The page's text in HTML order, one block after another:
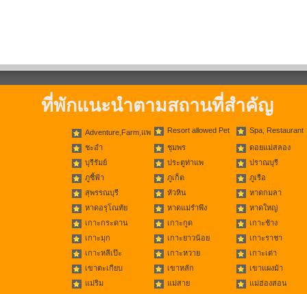
ที่พักแนะนำตามสถานที่สำคัญ
Adventure,Farm,แพ Resort allowed Pet Spa, Restaurant
ชะอำ ชุมพร
ดอยแม่สลอง
บุรีรัมย์
ประตูท่าแพ
ปราณบุรี
ภูชี้ฟ้า
ภูเก็ต
ภูเรือ
สุพรรณบุรี
หัวหิน
หาดกมลา
หาดอรุโณทัย
หาดแม่รำพึง
หาดใหญ่
เกาะกระดาน
เกาะกูด
เกาะช้าง
เกาะมุก
เกาะยาวน้อย
เกาะราชา
เกาะหลีเป๊ะ
เกาะหวาย
เกาะเต่า
เขาตะเกียบ
เขาหลัก
เขาแผงม้า
แม่ริม
แม่สาย แม่ฮ่องสอน